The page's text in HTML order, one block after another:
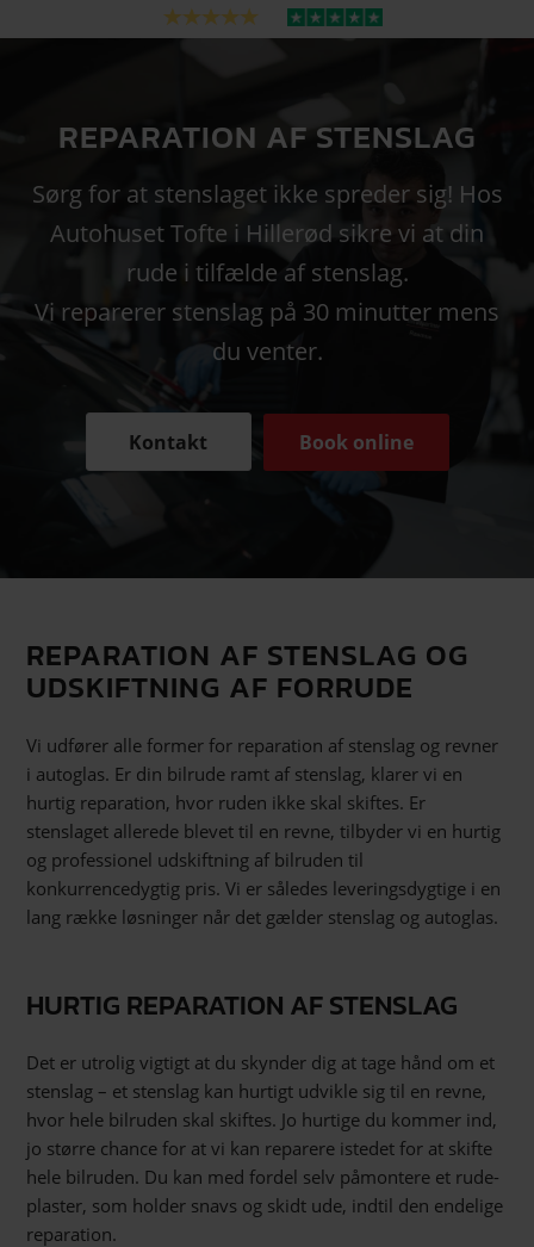
REPARATION AF STENSLAG
Sørg for at stenslaget ikke spreder sig! Hos
Autohuset Tofte i Hillerød sikre vi at din
rude i tilfælde af stenslag.
Vi reparerer stenslag på 30 minutter mens
du venter.
Kontakt Book online
REPARATION AF STENSLAG OG
UDSKIFTNING AF FORRUDE
Vi udfører alle former for reparation af stenslag og revner
i autoglas. Er din bilrude ramt af stenslag, klarer vi en
hurtig reparation, hvor ruden ikke skal skiftes. Er
stenslaget allerede blevet til en revne, tilbyder vi en hurtig
og professionel udskiftning af bilruden til
konkurrencedygtig pris. Vi er således leveringsdygtige i en
lang række løsninger når det gælder stenslag og autoglas.
HURTIG REPARATION AF STENSLAG
Det er utrolig vigtigt at du skynder dig at tage hånd om et
stenslag – et stenslag kan hurtigt udvikle sig til en revne,
hvor hele bilruden skal skiftes. Jo hurtige du kommer ind,
jo større chance for at vi kan reparere istedet for at skifte
hele bilruden. Du kan med fordel selv påmontere et rude-
plaster, som holder snavs og skidt ude, indtil den endelige
reparation.